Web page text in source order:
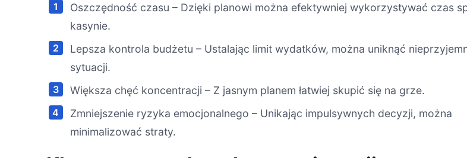
Oszczędność czasu – Dzięki planowi można efektywniej wykorzystywać czas
kasynie.
Lepsza kontrola budżetu – Ustalając limit wydatków, można uniknąć
sytuacji.
Większa chęć koncentracji – Z jasnym planem łatwiej skupić się na grze.
Zmniejszenie ryzyka emocjonalnego – Unikając impulsywnych decyzji, można
minimalizować straty.